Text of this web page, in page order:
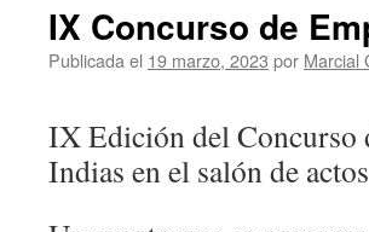
IX Concurso de
Publicada el 19 marzo, 2023 por Marcial
IX Edición del Concurso
Indias en el salón de